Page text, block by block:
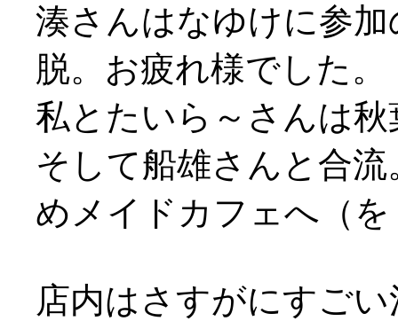
湊さんはなゆけに参
脱。お疲れ様でした。
私とたいら～さんは秋
そして船雄さんと合
めメイドカフェへ（を
店内はさすがにすごい